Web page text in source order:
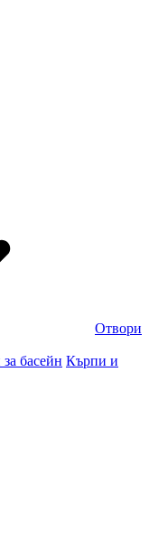
Отвори
басейн Кърпи и